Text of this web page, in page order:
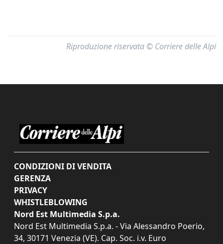
Riproduzione riservata © Corriere delle Alpi
CONDIZIONI DI VENDITA
GERENZA
PRIVACY
WHISTLEBLOWING
Nord Est Multimedia S.p.a.
Nord Est Multimedia S.p.a. - Via Alessandro Poerio,
34, 30171 Venezia (VE). Cap. Soc. i.v. Euro